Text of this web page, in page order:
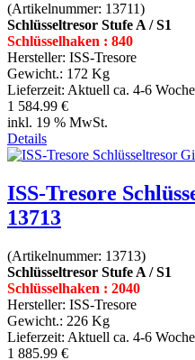
(Artikelnummer: 13711)
Schlüsseltresor Stufe A / S1
Schlüsselhaken : 840
Hersteller: ISS-Tresore
Gewicht.: 172 Kg
Lieferzeit: Aktuell ca. 4-6
1 584.99 €
inkl. 19 % MwSt.
Details
ISS-Tresore
13713
(Artikelnummer: 13713)
Schlüsseltresor Stufe A / S1
Schlüsselhaken : 2040
Hersteller: ISS-Tresore
Gewicht.: 226 Kg
Lieferzeit: Aktuell ca. 4-6
1 885.99 €